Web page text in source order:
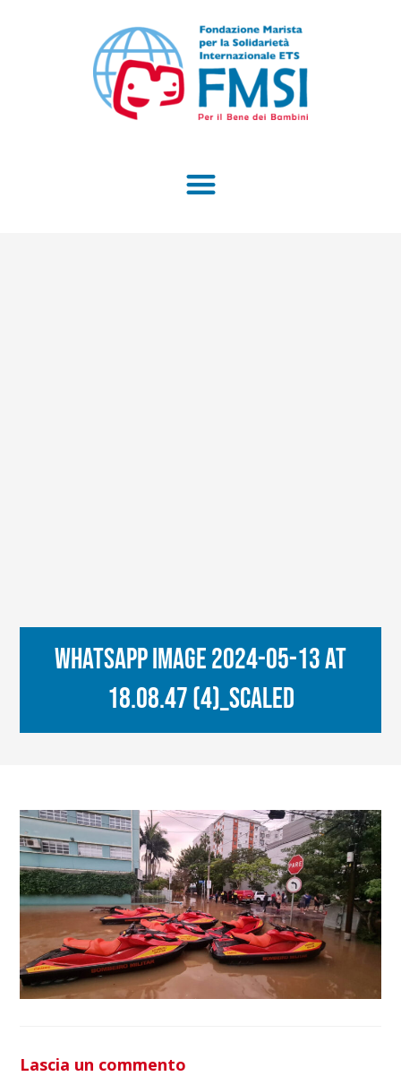
WhatsApp Image 2024-05-13 at
18.08.47 (4)_scaled
Lascia un commento